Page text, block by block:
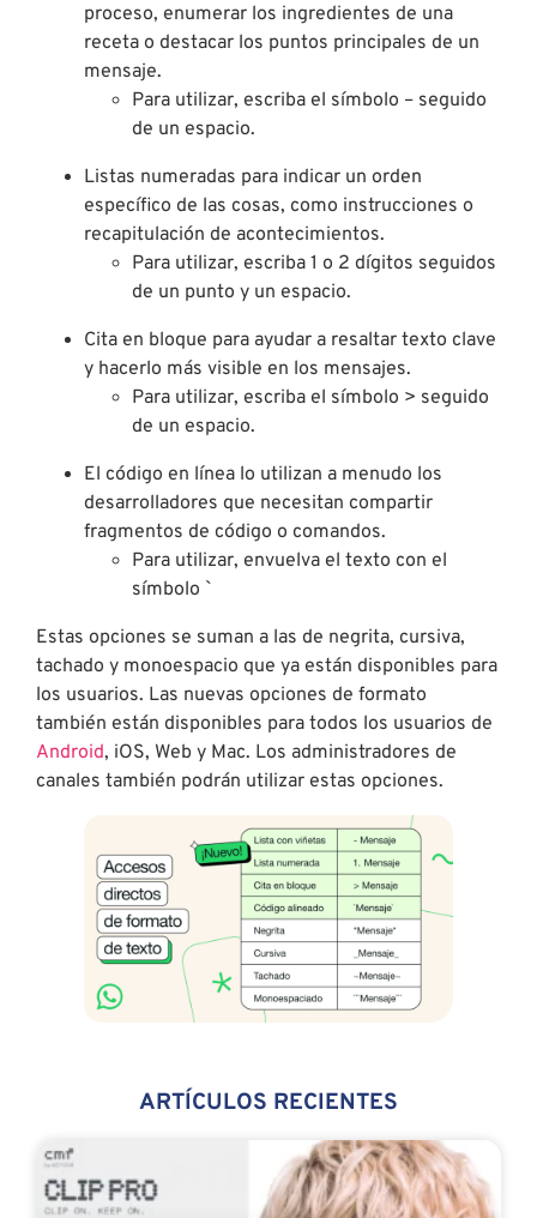
proceso, enumerar los ingredientes de una
receta o destacar los puntos principales de un
mensaje.
Para utilizar, escriba el símbolo – seguido
de un espacio.
Listas numeradas para indicar un orden
específico de las cosas, como instrucciones o
recapitulación de acontecimientos.
Para utilizar, escriba 1 o 2 dígitos seguidos
de un punto y un espacio.
Cita en bloque para ayudar a resaltar texto clave
y hacerlo más visible en los mensajes.
Para utilizar, escriba el símbolo > seguido
de un espacio.
El código en línea lo utilizan a menudo los
desarrolladores que necesitan compartir
fragmentos de código o comandos.
Para utilizar, envuelva el texto con el
símbolo `
Estas opciones se suman a las de negrita, cursiva,
tachado y monoespacio que ya están disponibles para
los usuarios. Las nuevas opciones de formato
también están disponibles para todos los usuarios de
Android, iOS, Web y Mac. Los administradores de
canales también podrán utilizar estas opciones.
ARTÍCULOS RECIENTES